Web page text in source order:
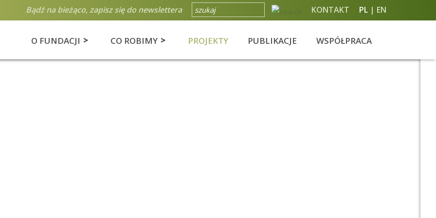
Bądź na bieżąco, zapisz się do newslettera KONTAKT PL EN
O FUNDACJI CO ROBIMY PROJEKTY PUBLIKACJE WSPÓŁPRACA